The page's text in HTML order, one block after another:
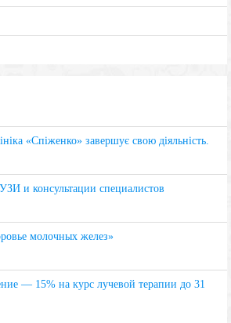
«Спіженко» завершує свою діяльність.
и консультации специалистов
молочных желез»
— 15% на курс лучевой терапии до 31